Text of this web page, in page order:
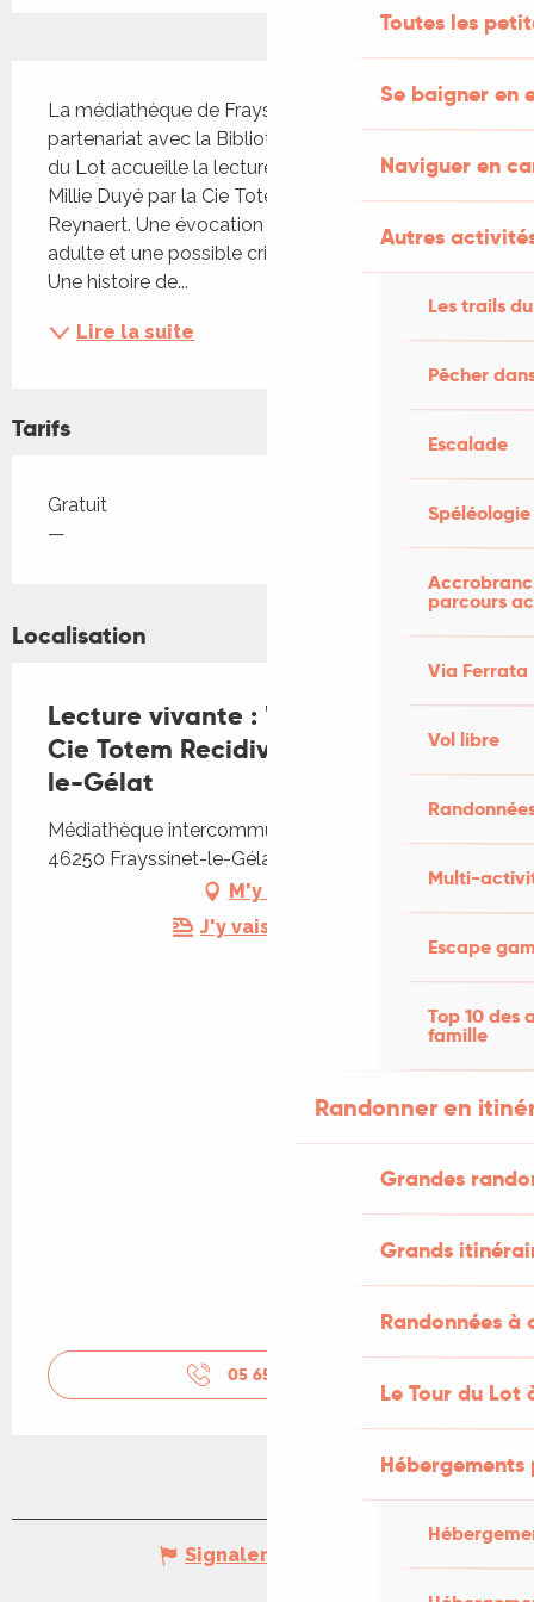
Toutes les
Se baigner en
Naviguer en
Autres
Les trails
Pêcher
Escalade
Spéléologie
parcours
Via Ferrata
Vol libre
Multi-
Escape
Top 10 des
famille
Randonner en
Grandes
Grands
Randonnées
Le Tour du Lot
La médiathèque de Frayssinet-le-Gélat, en
partenariat avec la Bibliothèque Départementale
du Lot accueille la lecture vivante de "Cabane" de
Millie Duyé par la Cie Totem Recidive, avec Loris
Reynaert. Une évocation du passage à l’âge
adulte et une possible critique du monde adulte.
Une histoire de...
Lire la suite
Tarifs
Tarifs 2026
Gratuit
—
Localisation
Lecture vivante : "Cabane" par la
Cie Totem Recidive à Frayssinet-
le-Gélat
Médiathèque intercommunale, Route de Fumel,
46250 Frayssinet-le-Gélat
M'y rendre
J'y vais en train !
05 65 36 61
Signaler une erreur